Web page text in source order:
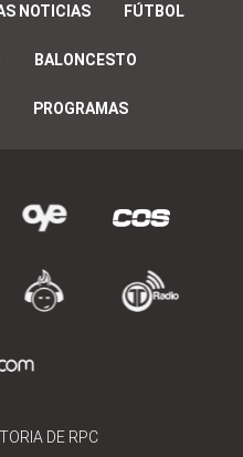
NOTICIAS FÚTBOL
BALONCESTO
PROGRAMAS
DE RPC